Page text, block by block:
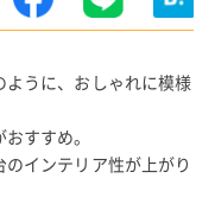
うに、おしゃれに模様
すすめ。
インテリア性が上がり